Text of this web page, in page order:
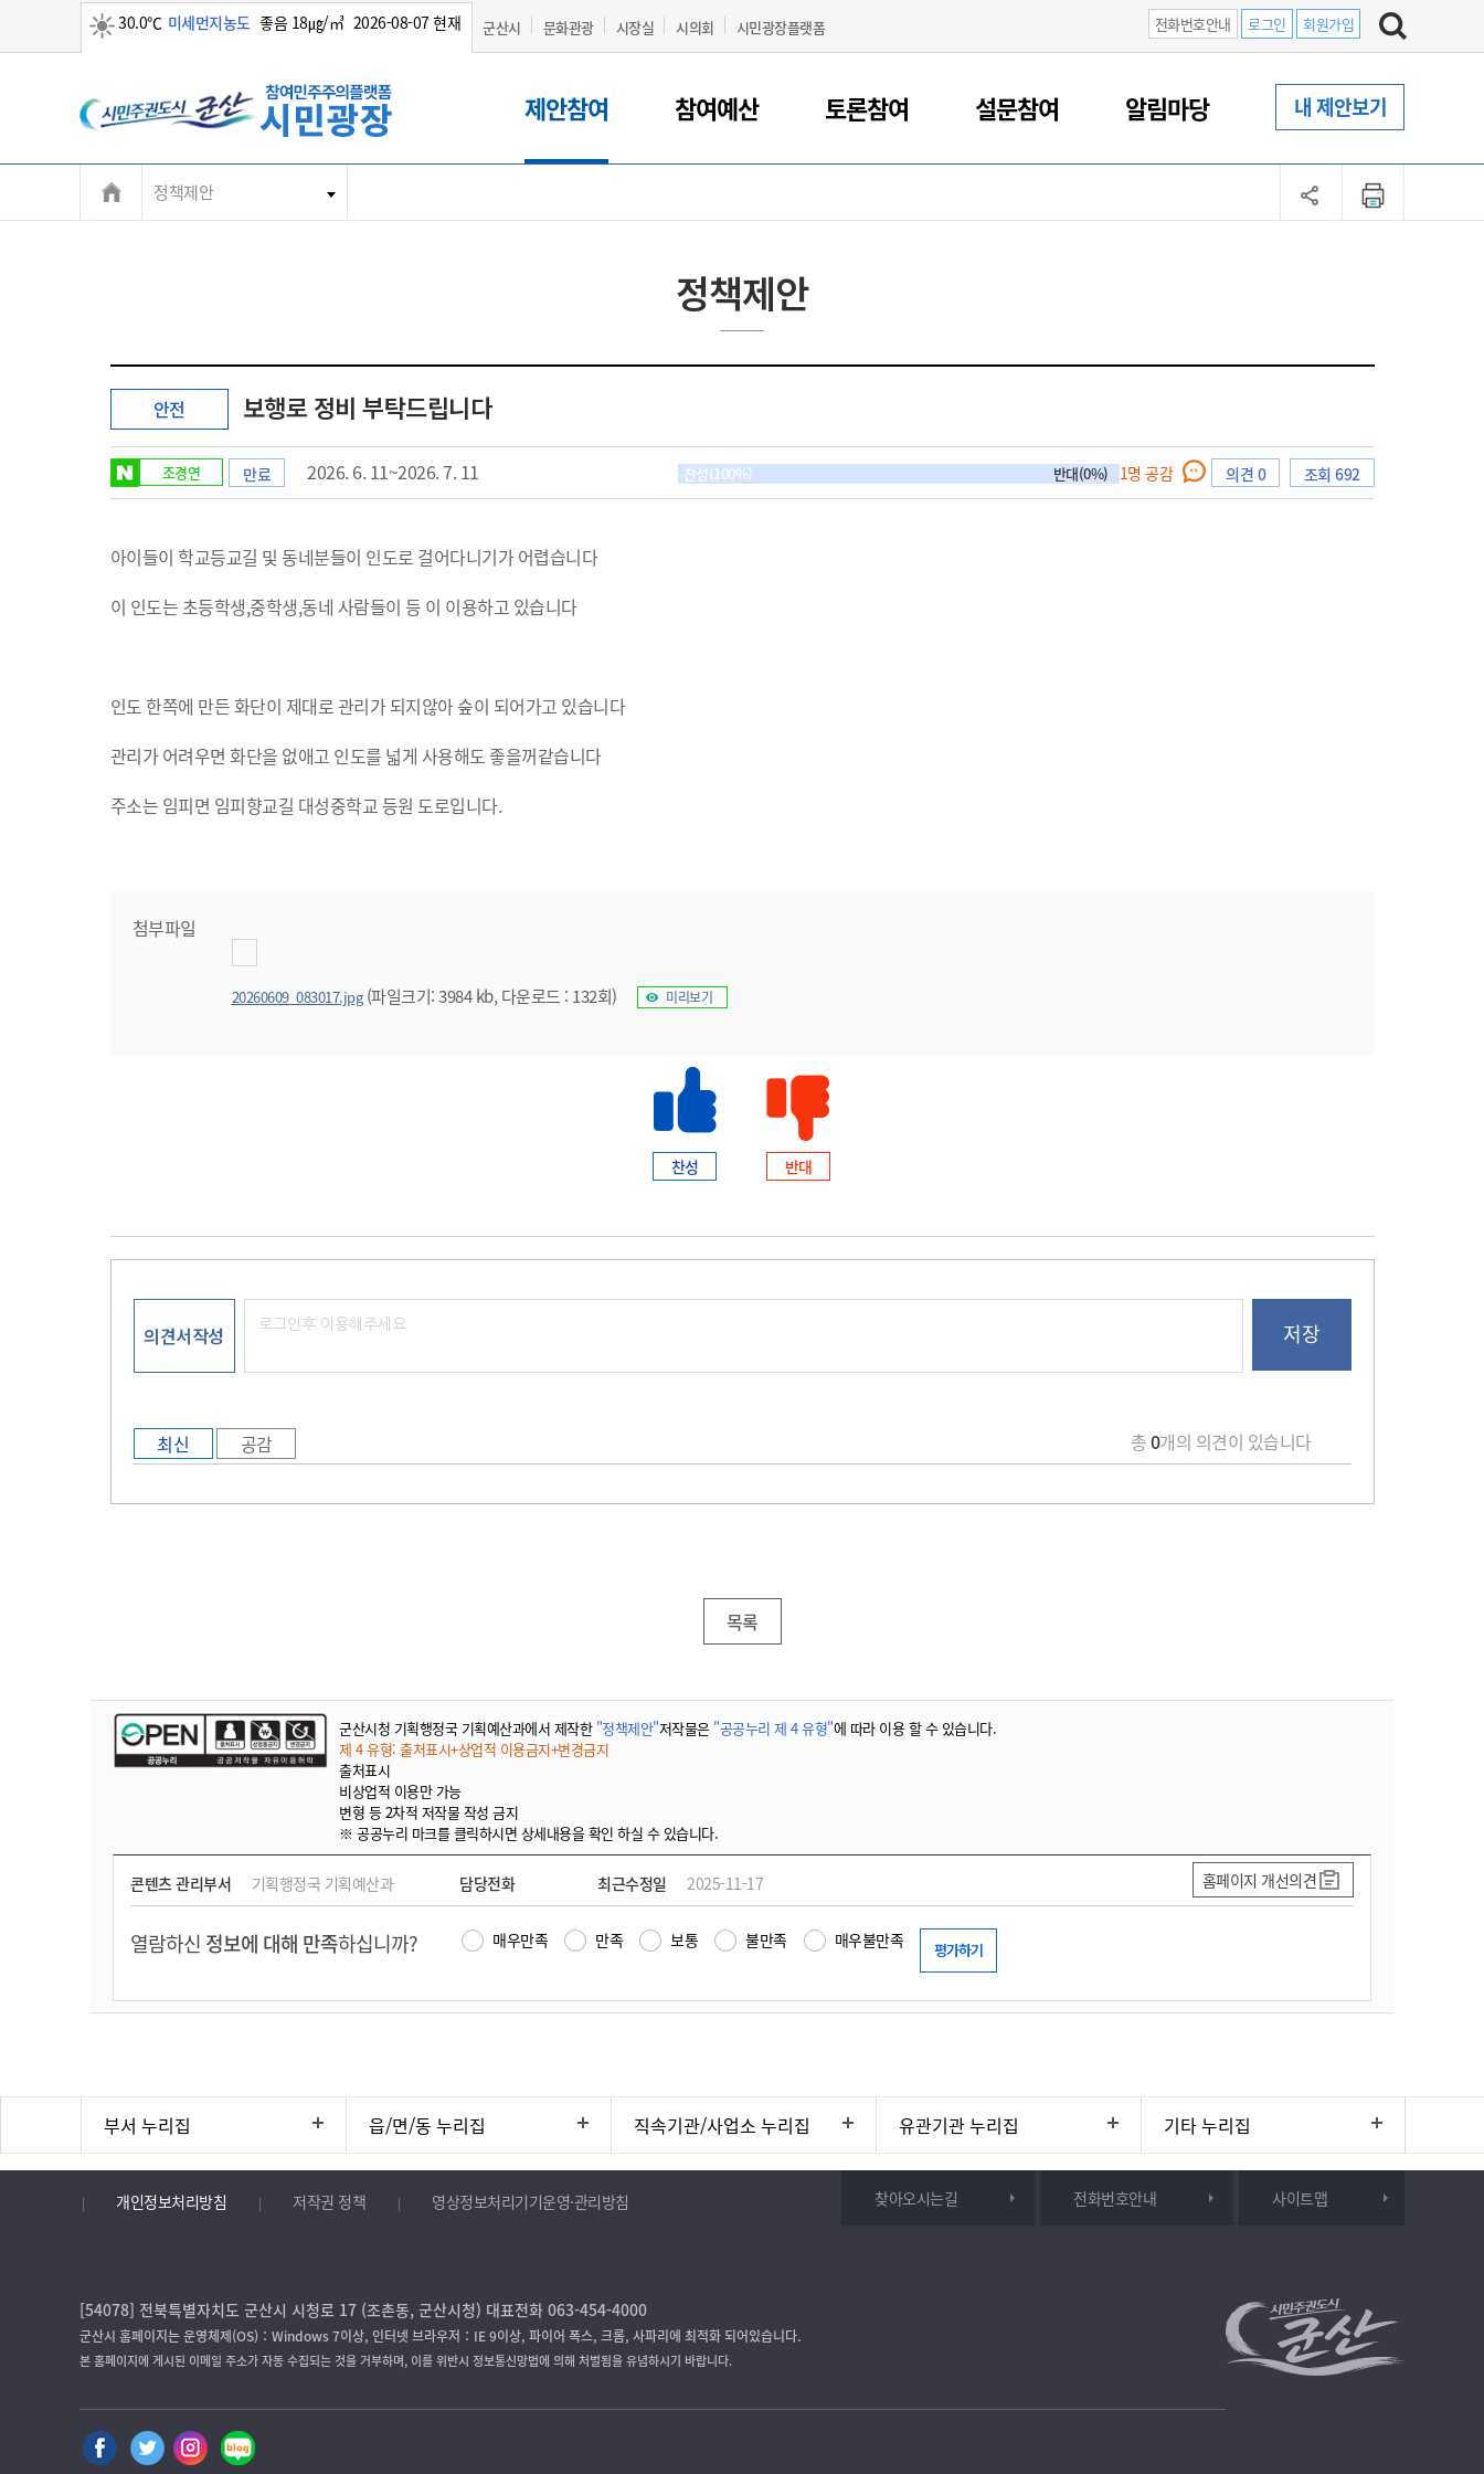
30.0℃ 미세먼지농도 좋음 18㎍/㎥ 2026-08-07 현재 군산시 문화관광 시장실 시의회 시민광장플랫폼 전화번호안내 로그인 회원가입
제안참여 참여예산 토론참여 설문참여 알림마당 내 제안보기
정책제안
정책제안
안전 보행로 정비 부탁드립니다
조경연 만료 2026. 6. 11~2026. 7. 11 찬성(100%) 반대(0%) 1명 공감 의견 0 조회 692
아이들이 학교등교길 및 동네분들이 인도로 걸어다니기가 어렵습니다
이 인도는 초등학생,중학생,동네 사람들이 등 이 이용하고 있습니다
인도 한쪽에 만든 화단이 제대로 관리가 되지않아 숲이 되어가고 있습니다
관리가 어려우면 화단을 없애고 인도를 넓게 사용해도 좋을꺼같습니다
주소는 임피면 임피향교길 대성중학교 등원 도로입니다.
첨부파일
20260609_083017.jpg (파일크기: 3984 kb, 다운로드 : 132회) 미리보기
찬성 반대
의견서작성
최신 공감 총0개의 의견이 있습니다
목록
군산시청 기획행정국 기획예산과에서 제작한 "정책제안"저작물은 "공공누리 제 4 유형"에 따라 이용 할 수 있습니다.
제 4 유형: 출처표시+상업적 이용금지+변경금지
출처표시
비상업적 이용만 가능
변형 등 2차적 저작물 작성 금지
※ 공공누리 마크를 클릭하시면 상세내용을 확인 하실 수 있습니다.
콘텐츠 관리부서 기획행정국 기획예산과 담당전화 최근수정일 2025-11-17 홈페이지 개선의견
열람하신 정보에 대해 만족하십니까? 매우만족 만족 보통 불만족 매우불만족
부서 누리집 읍/면/동 누리집 직속기관/사업소 누리집 유관기관 누리집 기타 누리집
개인정보처리방침 저작권 정책 영상정보처리기기운영·관리방침 찾아오시는길 전화번호안내 사이트맵
[54078] 전북특별자치도 군산시 시청로 17 (조촌동, 군산시청) 대표전화 063-454-4000
군산시 홈페이지는 운영체제(OS)：Windows 7이상, 인터넷 브라우저：IE 9이상, 파이어 폭스, 크롬, 사파리에 최적화 되어있습니다.
본 홈페이지에 게시된 이메일 주소가 자동 수집되는 것을 거부하며, 이를 위반시 정보통신망법에 의해 처벌됨을 유념하시기 바랍니다.